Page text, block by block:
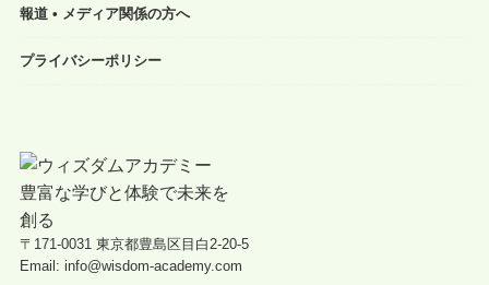
報道 • メディア関係の方へ
プライバシーポリシー
〒171-0031 東京都豊島区目白2-20-5
Email: info@wisdom-academy.com